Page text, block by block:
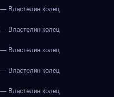
Властелин колец
Властелин колец
Властелин колец
Властелин колец
Властелин колец